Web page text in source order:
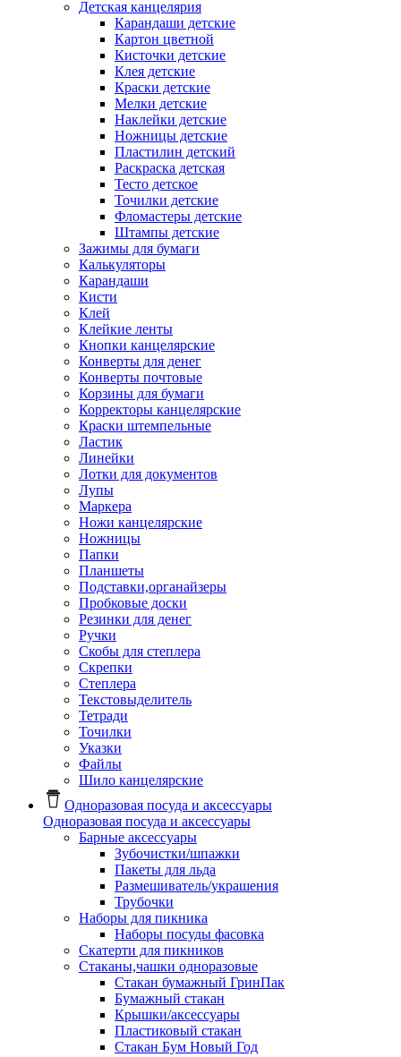
Детская канцелярия
Карандаши детские
Картон цветной
Кисточки детские
Клея детские
Краски детские
Мелки детские
Наклейки детские
Ножницы детские
Пластилин детский
Раскраска детская
Тесто детское
Точилки детские
Фломастеры детские
Штампы детские
Зажимы для бумаги
Калькуляторы
Карандаши
Кисти
Клей
Клейкие ленты
Кнопки канцелярские
Конверты для денег
Конверты почтовые
Корзины для бумаги
Корректоры канцелярские
Краски штемпельные
Ластик
Линейки
Лотки для документов
Лупы
Маркера
Ножи канцелярские
Ножницы
Папки
Планшеты
Подставки,органайзеры
Пробковые доски
Резинки для денег
Ручки
Скобы для степлера
Скрепки
Степлера
Текстовыделитель
Тетради
Точилки
Указки
Файлы
Шило канцелярские
Одноразовая посуда и аксессуары
Одноразовая посуда и аксессуары
Барные аксессуары
Зубочистки/шпажки
Пакеты для льда
Размешиватель/украшения
Трубочки
Наборы для пикника
Наборы посуды фасовка
Скатерти для пикников
Стаканы,чашки одноразовые
Cтакан бумажный ГринПак
Бумажный стакан
Крышки/аксессуары
Пластиковый стакан
Стакан Бум Новый Год